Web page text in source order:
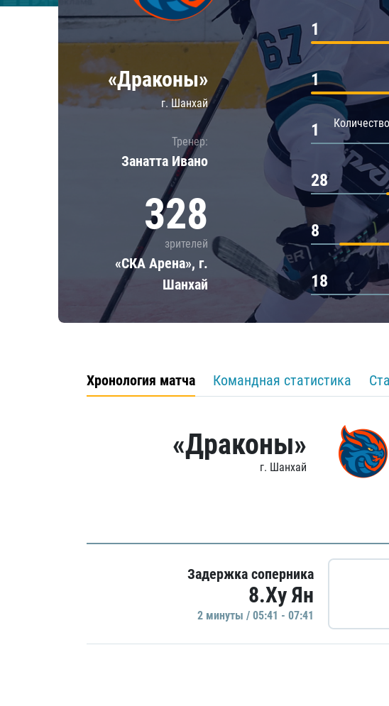
Локомотив
Шанхайские Драконы
Амур
Барыс
«Драконы»
г. Шанхай
Тренер:
Занатта Иванo
328
зрителей
«СКА Арена», г.
Шанхай
1
1
1
28
8
18
Хронология матча Командная статистика
«Драконы»
г. Шанхай
Задержка соперника
8.Ху Ян
2 минуты / 05:41 - 07:41